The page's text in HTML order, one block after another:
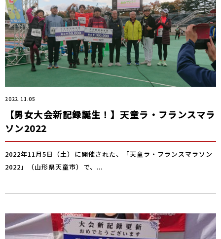
2022.11.05
【男女大会新記録誕生！】天童ラ・フランスマラ
ソン2022
2022年11月5日（土）に開催された、「天童ラ・フランスマラソン
2022」（山形県天童市）で、...